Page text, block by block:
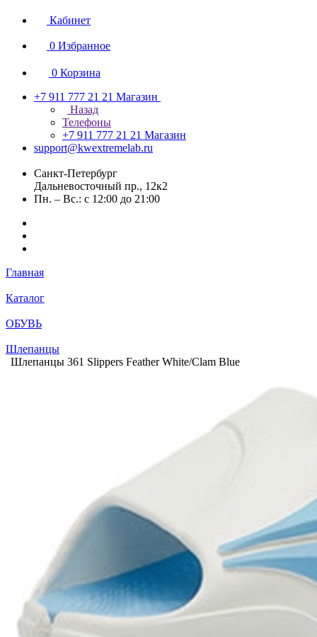
Кабинет
0 Избранное
0 Корзина
+7 911 777 21 21 Магазин
Назад
Телефоны
+7 911 777 21 21 Магазин
support@kwextremelab.ru
Санкт-Петербург
Дальневосточный пр., 12к2
Пн. – Вс.: с 12:00 до 21:00
Главная
Каталог
ОБУВЬ
Шлепанцы
Шлепанцы 361 Slippers Feather White/Clam Blue